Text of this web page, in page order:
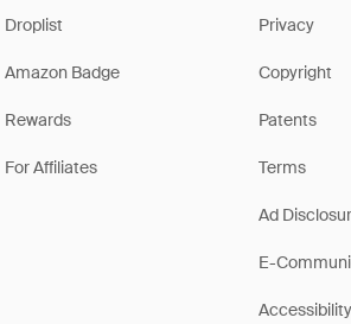
Droplist
Amazon Badge
Rewards
For Affiliates
Privacy
Copyright
Patents
Terms
Ad
E-
Accessibility